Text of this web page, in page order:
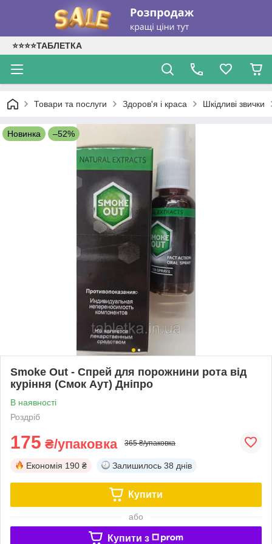
⭐⭐⭐⭐ТАБЛЕТКА
Товари та послуги Здоров'я і краса Шкідливі звички
Новинка –52%
Smoke Out - Спрей для порожнини рота від
куріння (Смок Аут) Дніпро
В наявності
Роздріб
175 ₴/упаковка 365 ₴/упаковка
Економія 190 ₴ Залишилось 38 днів
Купити
або
Купити з